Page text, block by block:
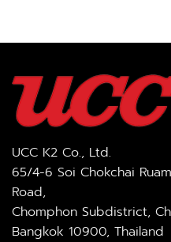
UCC K2 Co., Ltd.
65/4-6 Soi Chokchai
Road,
Chomphon Subdistrict,
Bangkok 10900, Thailand